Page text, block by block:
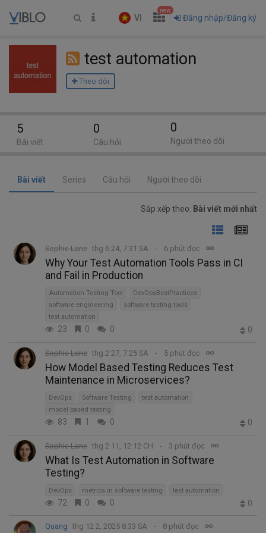
VI
new
Đăng nhập/Đăng ký
test automation
Theo dõi
Bài viết Series Câu hỏi Người theo dõi
Sắp xếp theo: Bài viết mới nhất
Sophie Lane thg 6 24, 7:31 SA 6 phút đọc
Why Your Test Automation Tools Pass in CI
and Fail in Production
Automation Testing Tool
DevOpsBestPractices
software engineering
software testing tools
test automation
23 0 0 0
Sophie Lane thg 2 27, 7:25 SA 5 phút đọc
How Model Based Testing Reduces Test
Maintenance in Microservices?
DevOps Software Testing
test automation
model based testing
83 1 0 0
Sophie Lane thg 2 11, 12:12 CH 3 phút đọc
What Is Test Automation in Software
Testing?
DevOps metrics in software testing test automation
72 0 0 0
Quang thg 12 2, 2025 8:33 SA 8 phút đọc
5
Bài viết
0
Câu hỏi
0
Người theo dõi